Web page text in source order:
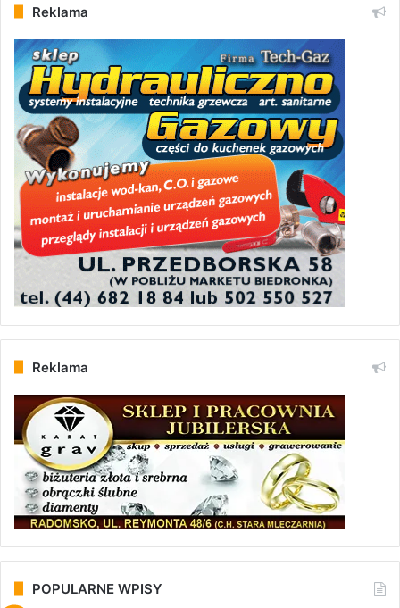
Reklama
Reklama
POPULARNE WPISY